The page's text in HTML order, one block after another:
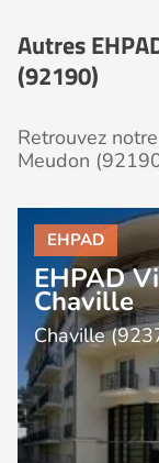
Autres
(92190)
Retrouvez
Meudon
EHPAD
Chaville
Chaville